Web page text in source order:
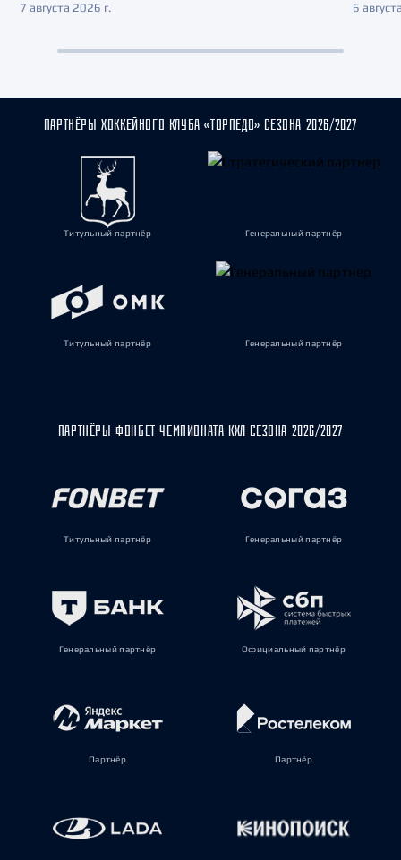
7 августа 2026 г. 6
ПАРТНЁРЫ ХОККЕЙНОГО КЛУБА «ТОРПЕДО» СЕЗОНА 2026/2027
Титульный партнёр Генеральный партнёр
Титульный партнёр Генеральный партнёр
ПАРТНЁРЫ ФОНБЕТ ЧЕМПИОНАТА КХЛ СЕЗОНА 2026/2027
Титульный партнёр Генеральный партнёр
Генеральный партнёр Официальный партнёр
Партнёр Партнёр